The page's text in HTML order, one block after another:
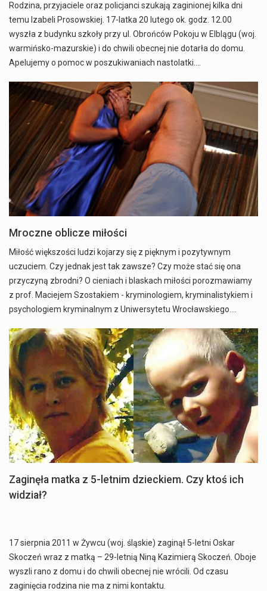
Rodzina, przyjaciele oraz policjanci szukają zaginionej kilka dni
temu Izabeli Prosowskiej. 17-latka 20 lutego ok. godz. 12.00
wyszła z budynku szkoły przy ul. Obrońców Pokoju w Elblągu (woj.
warmińsko-mazurskie) i do chwili obecnej nie dotarła do domu.
Apelujemy o pomoc w poszukiwaniach nastolatki.…
Mroczne oblicze miłości
Miłość większości ludzi kojarzy się z pięknym i pozytywnym
uczuciem. Czy jednak jest tak zawsze? Czy może stać się ona
przyczyną zbrodni? O cieniach i blaskach miłości porozmawiamy
z prof. Maciejem Szostakiem - kryminologiem, kryminalistykiem i
psychologiem kryminalnym z Uniwersytetu Wrocławskiego.…
Zaginęła matka z 5-letnim dzieckiem. Czy ktoś ich
widział?
17 sierpnia 2011 w Żywcu (woj. śląskie) zaginął 5-letni Oskar
Skoczeń wraz z matką – 29-letnią Niną Kazimierą Skoczeń. Oboje
wyszli rano z domu i do chwili obecnej nie wrócili. Od czasu
zaginięcia rodzina nie ma z nimi kontaktu.